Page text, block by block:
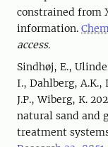
constrained from
information.
access.
Sindhøj, E.,
I., Dahlberg, A.K.,
J.P., Wiberg, K.
natural sand and
treatment